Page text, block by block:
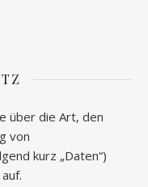
über die Art, den
von
kurz „Daten“)